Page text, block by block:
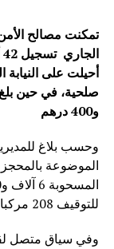
الجاري
و400 درهم
وحسب بلاغ
للتوقيف 208 مركبات.